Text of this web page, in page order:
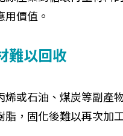
用價值。
難以回收
烯或石油、煤炭等副產
脂，固化後難以再次加